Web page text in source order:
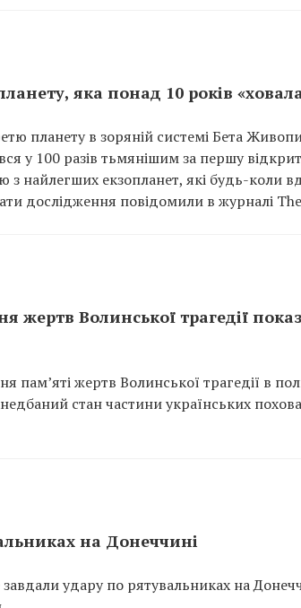
яка понад 10 років
планету в зоряній системі Бета
у 100 разів тьмянішим за першу
найлегших екзопланет, які будь-коли
дослідження повідомили в журналі
жертв Волинської трагедії
пам’яті жертв Волинської трагедії в
стан частини українських
на Донеччині
завдали удару по рятувальниках на